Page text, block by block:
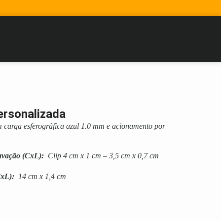
carga esferográfica azul 1.0 mm e acionamento por
(CxL): Clip 4 cm x 1 cm – 3,5 cm x 0,7 cm
14 cm x 1,4 cm